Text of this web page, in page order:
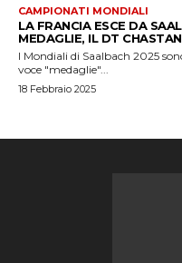
CAMPIONATI MONDIALI
LA FRANCIA ESCE DA
MEDAGLIE, IL DT
I Mondiali di Saalbach 2025
voce "medaglie"...
18 Febbraio 2025